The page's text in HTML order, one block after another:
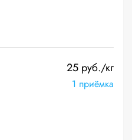
25 руб./кг
1 приёмка